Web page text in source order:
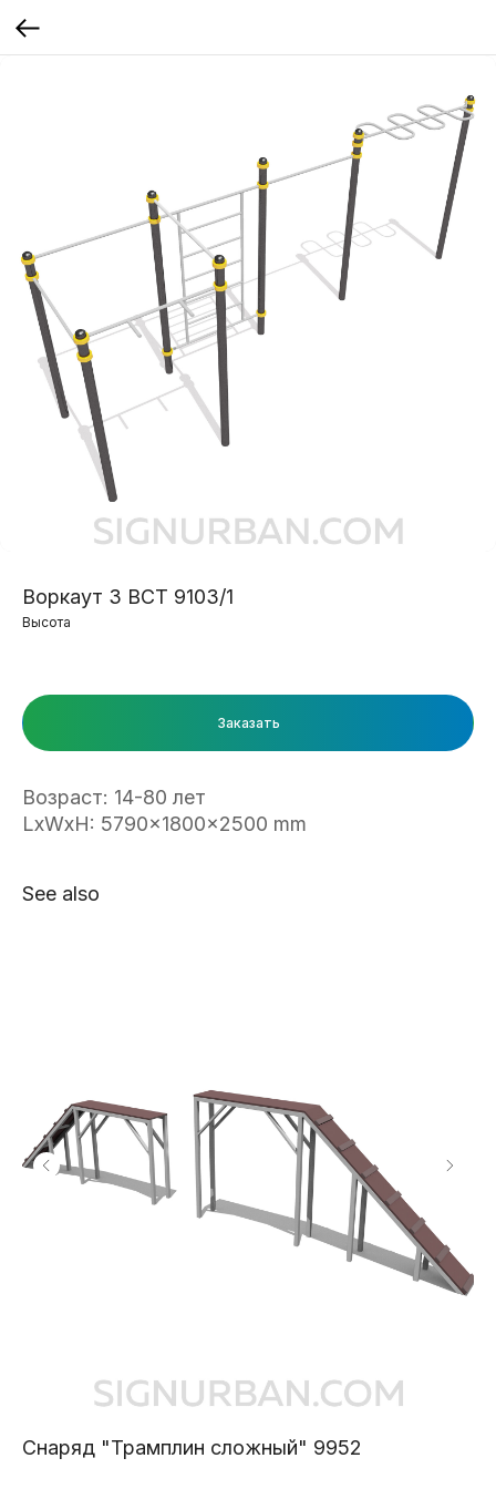
Воркаут 3 ВСТ 9103/1
Высота
Заказать
Возраст: 14-80 лет
LxWxH: 5790x1800x2500 mm
See also
Снаряд "Трамплин сложный" 9952